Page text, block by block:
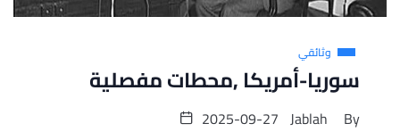
وثائقي
سوريا-أمريكا ,محطات مفصلية
By
Jablah
2025-09-27